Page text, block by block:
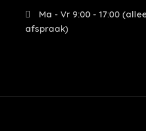
Ma - Vr 9:00 - 17:00
afspraak)